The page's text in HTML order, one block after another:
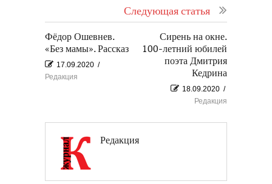
Следующая статья
Фёдор Ошевнев.
«Без мамы». Рассказ
17.09.2020 /
Редакция
Сирень на окне.
100-летний юбилей
поэта Дмитрия
Кедрина
18.09.2020 /
Редакция
Редакция